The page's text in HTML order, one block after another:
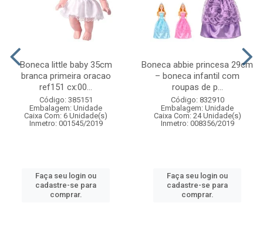
Boneca little baby 35cm
branca primeira oracao
ref151 cx:00...
Código: 385151
Embalagem: Unidade
Caixa Com: 6 Unidade(s)
Inmetro: 001545/2019
Faça seu login ou
cadastre-se para
comprar.
Boneca abbie princesa 29cm
– boneca infantil com
roupas de p...
Código: 832910
Embalagem: Unidade
Caixa Com: 24 Unidade(s)
Inmetro: 008356/2019
Faça seu login ou
cadastre-se para
comprar.